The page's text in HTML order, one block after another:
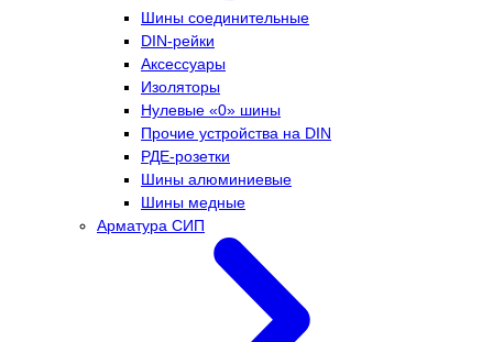
Шины соединительные
DIN-рейки
Аксессуары
Изоляторы
Нулевые «0» шины
Прочие устройства на DIN
РДЕ-розетки
Шины алюминиевые
Шины медные
Арматура СИП